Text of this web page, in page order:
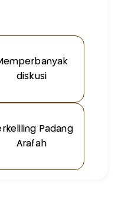
diskusi
Padang
Arafah